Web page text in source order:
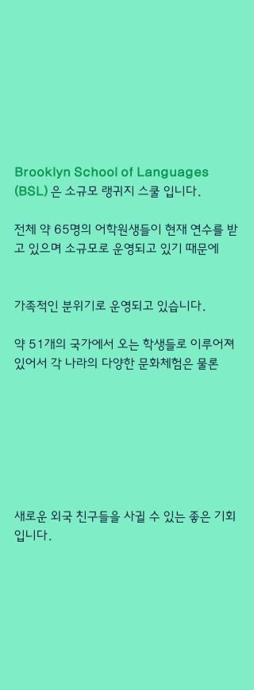
Brooklyn School of Languages
(BSL) 은 소규모 랭귀지 스쿨 입니다.
전체 약 65명의 어학원생들이 현재 연수를 받
고 있으며 소규모로 운영되고 있기 때문에
가족적인 분위기로 운영되고 있습니다.
약 51개의 국가에서 오는 학생들로 이루어져
있어서 각 나라의 다양한 문화체험은 물론
새로운 외국 친구들을 사귈 수 있는 좋은 기회
입니다.